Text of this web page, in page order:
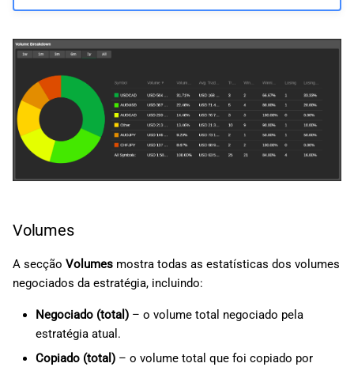
Volumes
A secção Volumes mostra todas as estatísticas dos volumes
negociados da estratégia, incluindo:
Negociado (total)– o volume total negociado pela
estratégia atual.
Copiado (total)– o volume total que foi copiado por